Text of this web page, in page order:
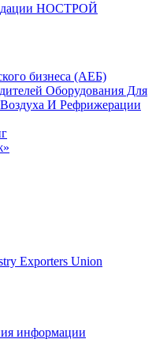
НОСТРОЙ
бизнеса (АЕБ)
Оборудования Для
И Рефрижерации
Exporters Union
информации